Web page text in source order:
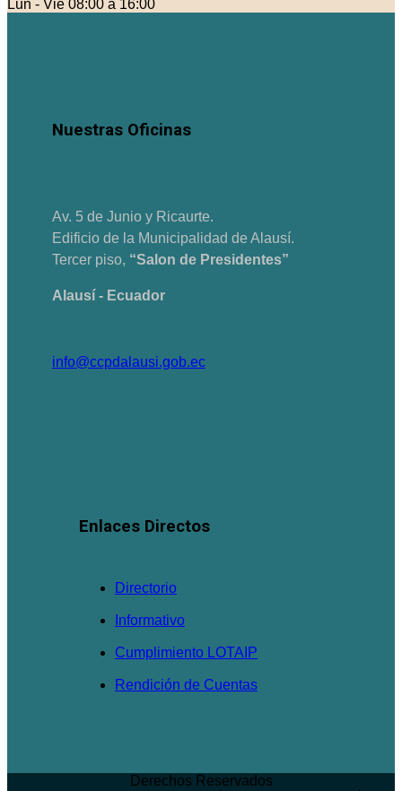
Lun - Vie 08:00 a 16:00
Nuestras Oficinas
Av. 5 de Junio y Ricaurte.
Edificio de la Municipalidad de Alausí.
Tercer piso, “Salon de Presidentes”
Alausí - Ecuador
info@ccpdalausi.gob.ec
Enlaces Directos
Directorio
Informativo
Cumplimiento LOTAIP
Rendición de Cuentas
Derechos Reservados